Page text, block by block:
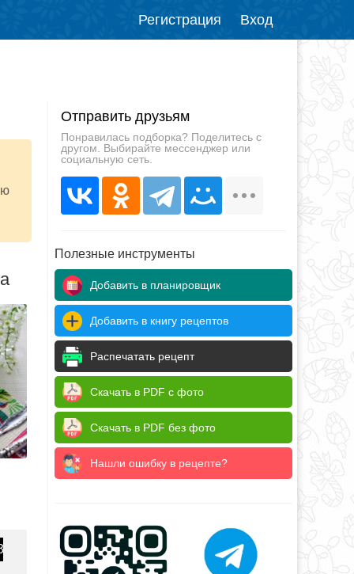
Регистрация Вход
Отправить друзьям
Понравилась подборка? Поделитесь с
другом. Выбирайте мессенджер или
социальную сеть.
Полезные инструменты
Добавить в планировщик
Добавить в книгу рецептов
Распечатать рецепт
Скачать в PDF с фото
Скачать в PDF без фото
Нашли ошибку в рецепте?